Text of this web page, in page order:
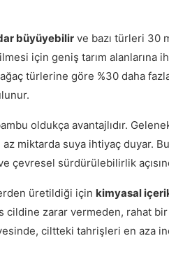
büyüyebilir ve bazı türleri 30
için geniş tarım alanlarına
türlerine göre %30 daha
oldukça avantajlıdır.
miktarda suya ihtiyaç duyar.
çevresel sürdürülebilirlik
üretildiği için kimyasal
cildine zarar vermeden, rahat
ciltteki tahrişleri en aza